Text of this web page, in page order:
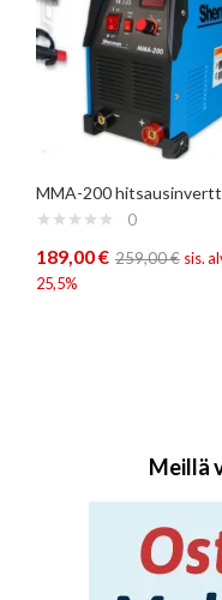
MMA-200
0
189,00€ 259,00€ sis.
25,5%
Meillä